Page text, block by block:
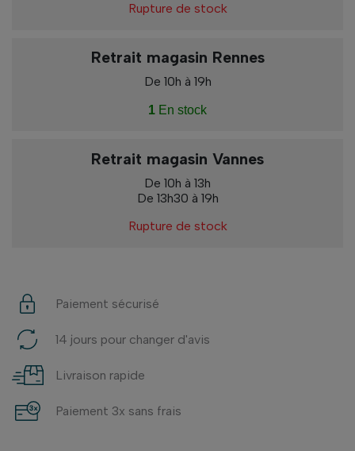
Rupture de stock
Retrait magasin Rennes
De 10h à 19h
1 En stock
Retrait magasin Vannes
De 10h à 13h
De 13h30 à 19h
Rupture de stock
Paiement sécurisé
14 jours pour changer d'avis
Livraison rapide
Paiement 3x sans frais